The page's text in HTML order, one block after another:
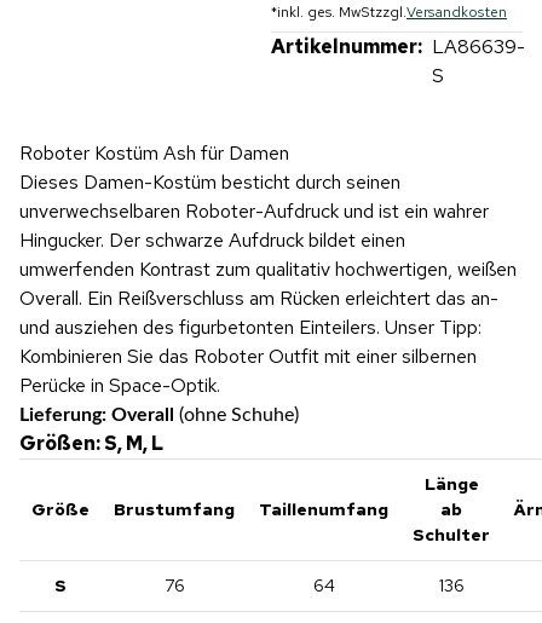
*inkl. ges. MwStzzgl.Versandkosten
Artikelnummer: LA86639-
S
Roboter Kostüm Ash für Damen
Dieses Damen-Kostüm besticht durch seinen
unverwechselbaren Roboter-Aufdruck und ist ein wahrer
Hingucker. Der schwarze Aufdruck bildet einen
umwerfenden Kontrast zum qualitativ hochwertigen, weißen
Overall. Ein Reißverschluss am Rücken erleichtert das an-
und ausziehen des figurbetonten Einteilers. Unser Tipp:
Kombinieren Sie das Roboter Outfit mit einer silbernen
Perücke in Space-Optik.
Lieferung: Overall (ohne Schuhe)
Größen: S, M, L
Größe Brustumfang Taillenumfang
Länge
ab
Schulter
S 76 64 136